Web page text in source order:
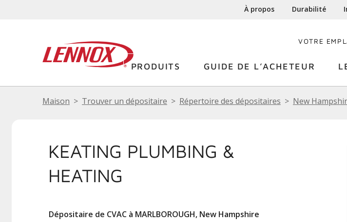
À propos Durabilité
VOTRE
PRODUITS GUIDE DE L’ACHETEUR
Maison Trouver un dépositaire Répertoire des dépositaires New
KEATING PLUMBING &
HEATING
Dépositaire de CVAC à MARLBOROUGH, New Hampshire